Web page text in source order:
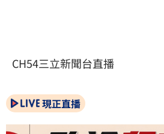
CH54三立新聞台直播
現正直播